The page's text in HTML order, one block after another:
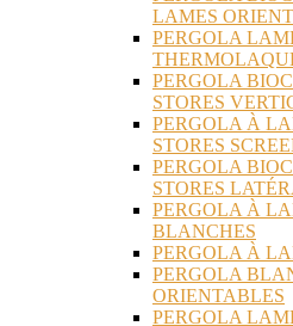
LAMES
PERGOLA
PERGOLA
STORES
PERGOLA À
STORES
PERGOLA
STORES
PERGOLA À
BLANCHES
PERGOLA À
PERGOLA
ORIENTABLES
PERGOLA